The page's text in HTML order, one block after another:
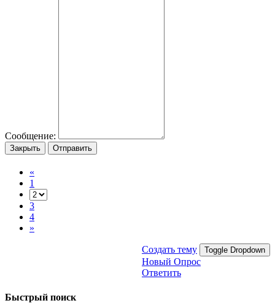
Сообщение:
Закрыть Отправить
«
1
3
4
»
Создать тему Toggle Dropdown
Новый Опрос
Ответить
Быстрый поиск